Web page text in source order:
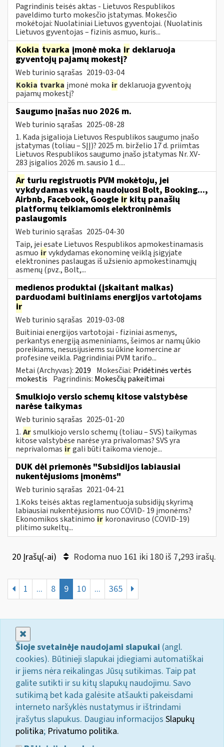
Pagrindinis teisės aktas - Lietuvos Respublikos
paveldimo turto mokesčio įstatymas. Mokesčio
mokėtojai: Nuolatiniai Lietuvos gyventojai. (Nuolatinis
Lietuvos gyventojas – fizinis asmuo, kuris...
Kokia tvarka įmonė moka ir deklaruoja
gyventojų pajamų mokestį?
Web turinio sąrašas 2019-03-04
Kokia tvarka įmonė moka irdeklaruoja gyventojų
pajamų mokestį?
Saugumo įnašas nuo 2026 m.
Web turinio sąrašas 2025-08-28
1. Kada įsigalioja Lietuvos Respublikos saugumo įnašo
įstatymas (toliau – SĮĮ)? 2025 m. birželio 17 d. priimtas
Lietuvos Respublikos saugumo įnašo įstatymas Nr. XV-
283 įsigalios 2026 m. sausio 1 d....
Ar turiu registruotis PVM mokėtoju, jei
vykdydamas veiklą naudojuosi Bolt, Booking...,
Airbnb, Facebook, Google ir kitų panašių
platformų teikiamomis elektroninėmis
paslaugomis
Web turinio sąrašas 2025-04-30
Taip, jei esate Lietuvos Respublikos apmokestinamasis
asmuo irvykdydamas ekonominę veiklą įsigyjate
elektronines paslaugas iš užsienio apmokestinamųjų
asmenų (pvz., Bolt,...
medienos produktai (įskaitant malkas)
parduodami buitiniams energijos vartotojams
ir
Web turinio sąrašas 2019-03-08
Buitiniai energijos vartotojai - fiziniai asmenys,
perkantys energiją asmeniniams, šeimos ar namų ūkio
poreikiams, nesusijusiems su ūkine komercine ar
profesine veikla. Pagrindiniai PVM tarifo...
Metai (Archyvas): 2019 Mokesčiai: Pridėtinės vertės
mokestis Pagrindinis: Mokesčių pakeitimai
Smulkiojo verslo schemų kitose valstybėse
narėse taikymas
Web turinio sąrašas 2025-01-20
1. Arsmulkiojo verslo schemų (toliau – SVS) taikymas
kitose valstybėse narėse yra privalomas? SVS yra
neprivalomas irgali būti taikoma vienoje...
DUK dėl priemonės "Subsidijos labiausiai
nukentėjusioms įmonėms"
Web turinio sąrašas 2021-04-21
1.Koks teisės aktas reglamentuoja subsidijų skyrimą
labiausiai nukentėjusioms nuo COVID- 19 įmonėms?
Ekonomikos skatinimo ir koronaviruso (COVID-19)
plitimo sukeltų...
20 Įrašų(-ai) Rodoma nuo 161 iki 180 iš 7,293 irašų.
1 ... 8 9 10 ... 365
Šioje svetainėje naudojami slapukai (angl.
cookies). Būtinieji slapukai įdiegiami automatiškai
ir jiems nėra reikalingas Jūsų sutikimas. Taip pat
galite sutikti ir su kitų slapukų naudojimu. Savo
sutikimą bet kada galėsite atšaukti pakeisdami
interneto naršyklės nustatymus ir ištrindami
įrašytus slapukus. Daugiau informacijos Slapukų
politika; Privatumo politika.